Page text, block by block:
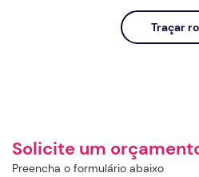
Traçar
Solicite um
Preencha o formulário abaixo